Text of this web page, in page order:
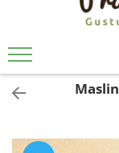
ULEIURI ȘI UNTURI
MĂSLINE
NUCI ȘI SEMINȚE
FRUCTE
ÎNDULCITORI